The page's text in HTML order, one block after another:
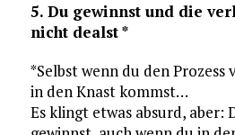
5. Du gewinnst und die
nicht dealst *
*Selbst wenn du den
in den Knast kommst…
Es klingt etwas absurd, aber: